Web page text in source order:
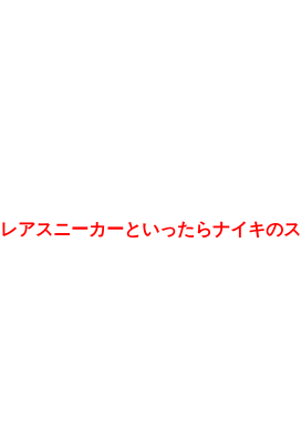
レアスニーカーといったらナイキのス